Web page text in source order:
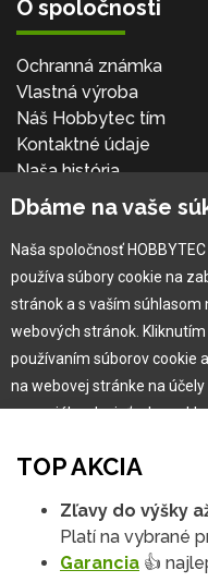
O spoločnosti
Ochranná známka
Vlastná výroba
Náš Hobbytec tím
Kontaktné údaje
Naša história
Kariéra
Pre zákazníka
Garancia najlepšej
Užívateľský manuál
Obchodné podmienky
Zákazník & partner
Novinky
TOP AKCIA
Zľavy do výšky
Platí na vybrané
Garancia 👍
Dbáme na vaše
Naša spoločnosť
používa súbory cookie na
stránok a s vaším súhlasom
webových stránok.
používaním súborov cookie
na webovej stránke na
na sociálnych sieťach a
Viac informácií
Na našich webových